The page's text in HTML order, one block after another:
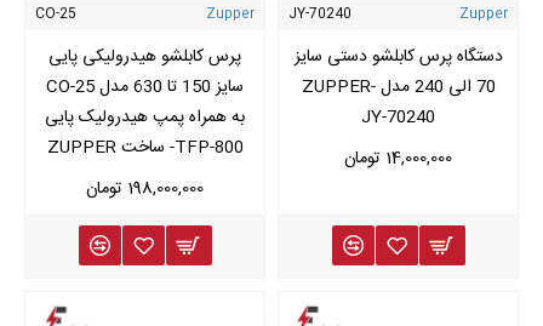
Zupper
JY-70240
دستگاه پرس کابلشو دستی سایز
70 الی 240 مدل ZUPPER-
JY-70240
14,000,000 تومان
Zupper
CO-25
پرس کابلشو هیدرولیکی پایی
سایز 150 تا 630 مدل CO-25
به همراه پمپ هیدرولیک پایی
TFP-800- ساخت ZUPPER
198,000,000 تومان